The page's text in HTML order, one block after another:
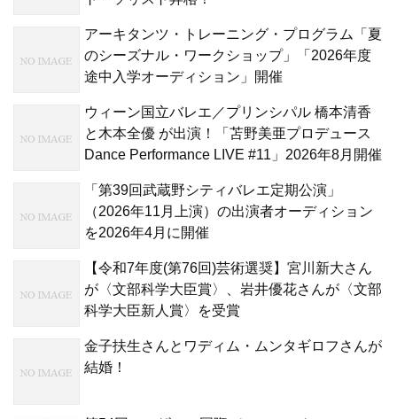
アーキタンツ・トレーニング・プログラム「夏
のシーズナル・ワークショップ」「2026年度
途中入学オーディション」開催
ウィーン国立バレエ／プリンシパル 橋本清香
と木本全優 が出演！「苫野美亜プロデュース
Dance Performance LIVE #11」2026年8月開催
「第39回武蔵野シティバレエ定期公演」
（2026年11月上演）の出演者オーディション
を2026年4月に開催
【令和7年度(第76回)芸術選奨】宮川新大さん
が〈文部科学大臣賞〉、岩井優花さんが〈文部
科学大臣新人賞〉を受賞
金子扶生さんとワディム・ムンタギロフさんが
結婚！